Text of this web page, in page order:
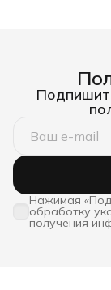
Нажимая
обработку
получения